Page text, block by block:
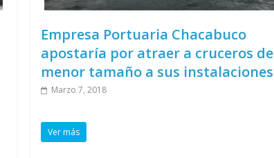
Empresa Portuaria Chacabuco
apostaría por atraer a cruceros de
menor tamaño a sus instalaciones
Marzo 7, 2018
Ver más